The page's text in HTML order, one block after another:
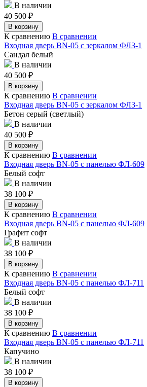
В наличии
40 500 ₽
В корзину
К сравнению В сравнении
Входная дверь BN-05 с зеркалом ФЛЗ-1
Сандал белый
В наличии
40 500 ₽
В корзину
К сравнению В сравнении
Входная дверь BN-05 с зеркалом ФЛЗ-1
Бетон серый (светлый)
В наличии
40 500 ₽
В корзину
К сравнению В сравнении
Входная дверь BN-05 с панелью ФЛ-609
Белый софт
В наличии
38 100 ₽
В корзину
К сравнению В сравнении
Входная дверь BN-05 с панелью ФЛ-609
Графит софт
В наличии
38 100 ₽
В корзину
К сравнению В сравнении
Входная дверь BN-05 с панелью ФЛ-711
Белый софт
В наличии
38 100 ₽
В корзину
К сравнению В сравнении
Входная дверь BN-05 с панелью ФЛ-711
Капучино
В наличии
38 100 ₽
В корзину